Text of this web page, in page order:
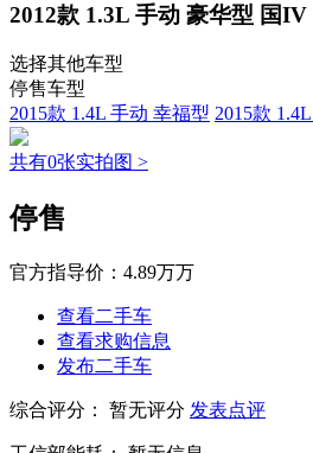
2012款 1.3L 手动 豪华型 国IV
选择其他车型
停售车型
2015款 1.4L 手动 幸福型 2015款
共有0张实拍图 >
停售
官方指导价： 4.89万万
查看二手车
查看求购信息
发布二手车
综合评分： 暂无评分 发表点评